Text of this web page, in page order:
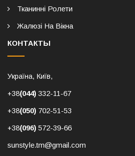
Тканинні Ролети
Жалюзі На Вікна
КОНТАКТЫ
Україна, Київ,
+38(044) 332-11-67
+38(050) 702-51-53
+38(096) 572-39-66
sunstyle.tm@gmail.com